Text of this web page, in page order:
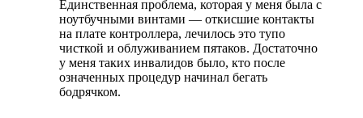
Единственная проблема, которая у меня была с
ноутбучными винтами ― откисшие контакты
на плате контроллера, лечилось это тупо
чисткой и облуживанием пятаков. Достаточно
у меня таких инвалидов было, кто после
означенных процедур начинал бегать
бодрячком.